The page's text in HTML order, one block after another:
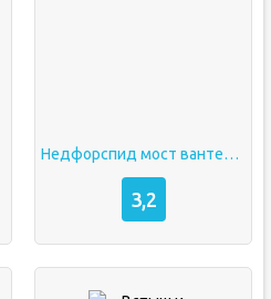
Недфорспид мост вантед на андроид
3,2